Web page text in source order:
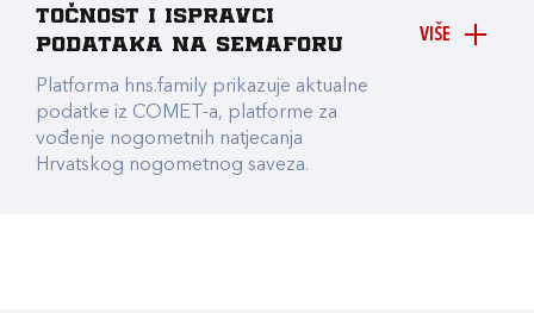
VIŠE
točnost i ispravci
podataka na Semaforu
Platforma hns.family prikazuje aktualne
podatke iz COMET-a, platforme za
vođenje nogometnih natjecanja
Hrvatskog nogometnog saveza.